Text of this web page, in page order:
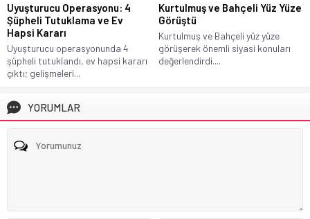
Uyuşturucu Operasyonu: 4
Şüpheli Tutuklama ve Ev
Hapsi Kararı
Uyuşturucu operasyonunda 4
şüpheli tutuklandı, ev hapsi kararı
çıktı; gelişmeleri...
Kurtulmuş ve Bahçeli Yüz Yüze
Görüştü
Kurtulmuş ve Bahçeli yüz yüze
görüşerek önemli siyasi konuları
değerlendirdi....
YORUMLAR